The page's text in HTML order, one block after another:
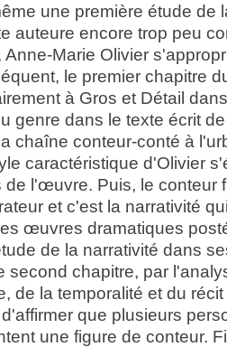
une première étude de
auteure encore trop peu
Marie Olivier
le premier chapitre
à Gros et Détail
genre dans le texte écrit
chaîne conteur-conté à
caractéristique d'Olivier
de l'œuvre. Puis, le conteur
et c'est la narrativité
œuvres dramatiques
de la narrativité dans
second chapitre, par
de la temporalité et du
que plusieurs
une figure de conteur.